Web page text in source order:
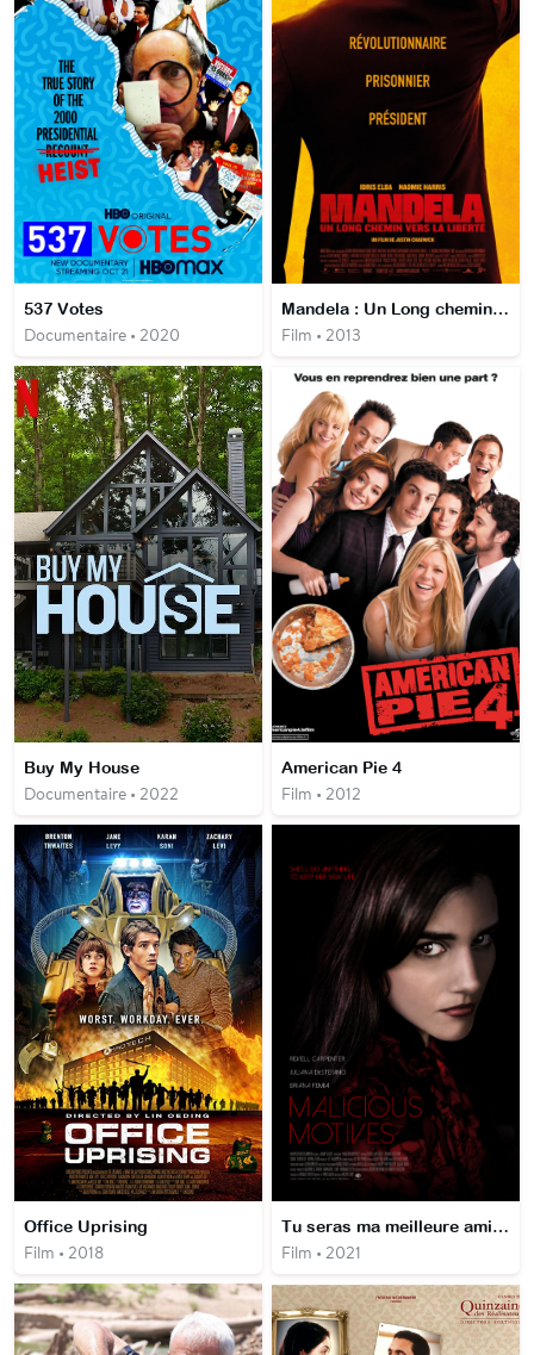
537 Votes
Documentaire • 2020
Mandela : Un Long chemin vers la liberté
Film • 2013
Buy My House
Documentaire • 2022
American Pie 4
Film • 2012
Office Uprising
Film • 2018
Tu seras ma meilleure amie...
Film • 2021